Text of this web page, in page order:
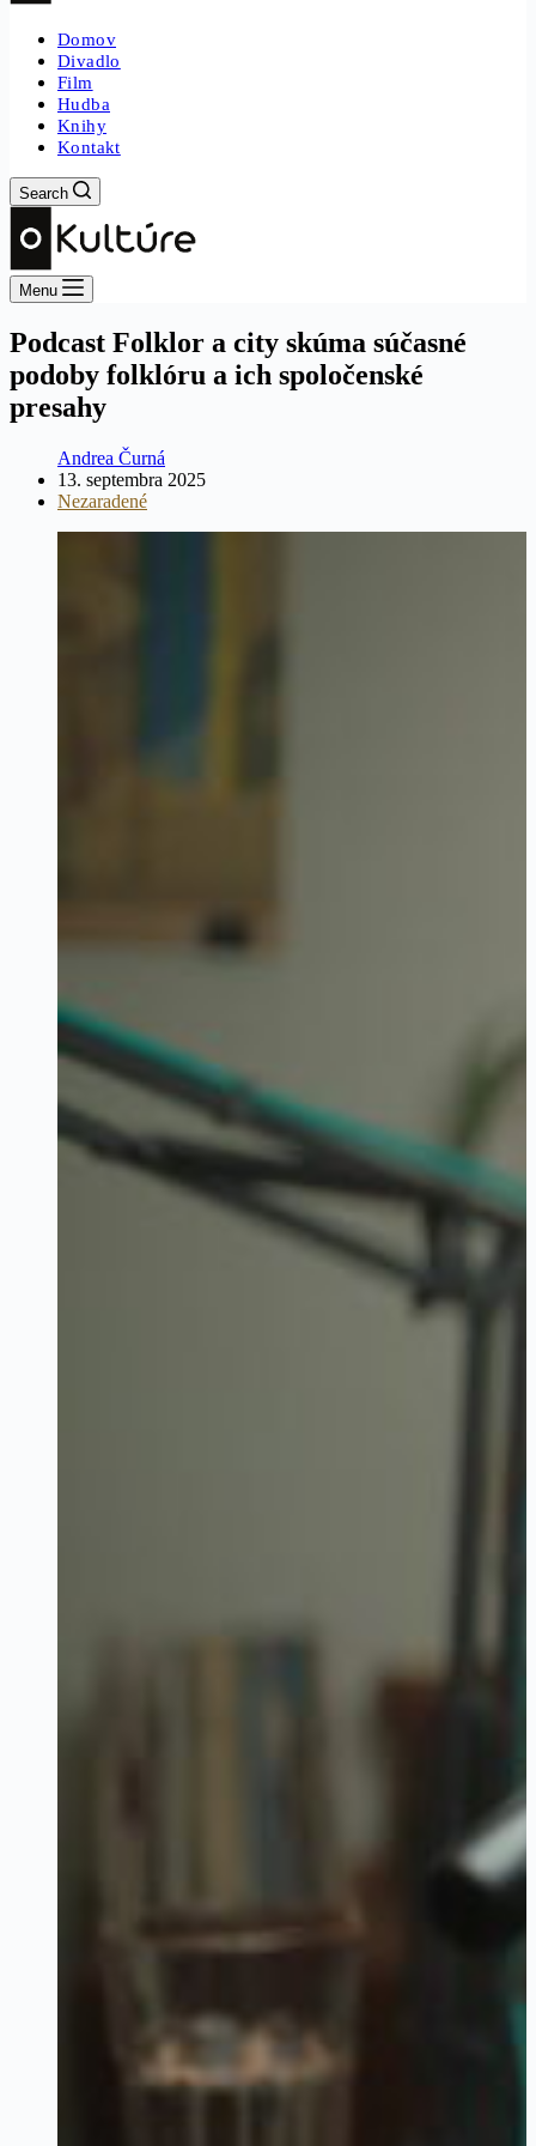
Domov
Divadlo
Film
Hudba
Knihy
Kontakt
Search
Menu
Podcast Folklor a city skúma súčasné
podoby folklóru a ich spoločenské
presahy
Andrea Čurná
13. septembra 2025
Nezaradené